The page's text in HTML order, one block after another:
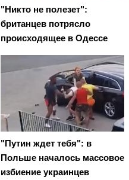
"Никто не полезет":
британцев потрясло
происходящее в Одессе
"Путин ждет тебя": в
Польше началось массовое
избиение украинцев